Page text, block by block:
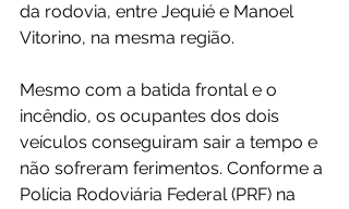
da rodovia, entre Jequié e Manoel
Vitorino, na mesma região.
Mesmo com a batida frontal e o
incêndio, os ocupantes dos dois
veículos conseguiram sair a tempo e
não sofreram ferimentos. Conforme a
Polícia Rodoviária Federal (PRF) na